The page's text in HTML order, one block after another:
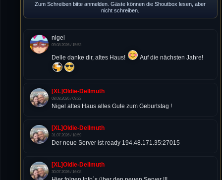
Zum Schreiben bitte anmelden. Gäste können die Shoutbox lesen, aber
nicht schreiben.
nigel
09.08.2026 / 15:53
Delle danke dir, altes Haus! Auf die nächsten Jahre!
[XL]Oldie-Dellmuth
08.08.2026 / 09:22
Nigel altes Haus alles Gute zum Geburtstag !
[XL]Oldie-Dellmuth
31.07.2026 / 18:59
Der neue Server ist ready 194.48.171.35:27015
[XL]Oldie-Dellmuth
30.07.2026 / 16:08